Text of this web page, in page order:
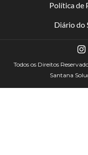
Política de
Diário do
Todos os Direitos
Santana